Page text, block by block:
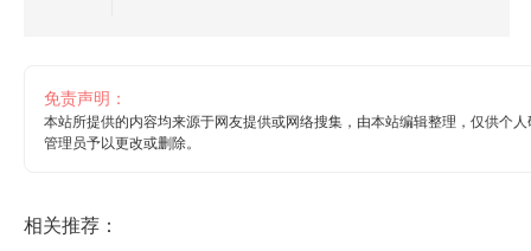
免责声明：
本站所提供的内容均来源于网友提供或网络搜集，由本站编辑整理，仅供个
管理员予以更改或删除。
相关推荐：